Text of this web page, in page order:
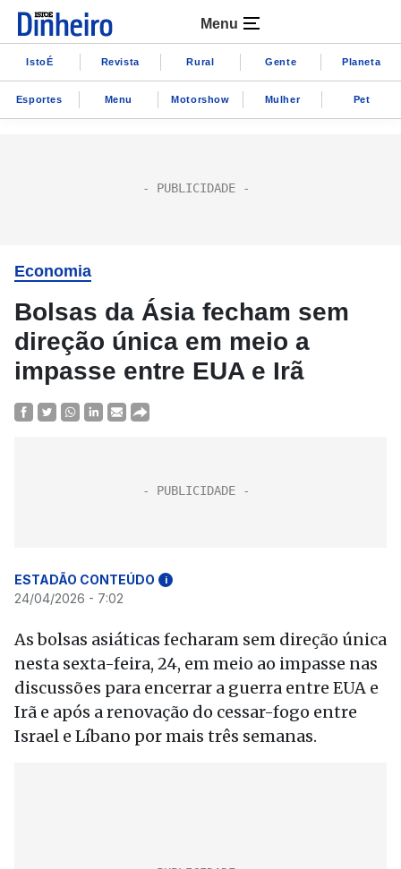
Menu
IstoÉ Revista Rural Gente Planeta
Esportes Menu Motorshow Mulher Pet
Economia
Bolsas da Ásia fecham sem
direção única em meio a
impasse entre EUA e Irã
ESTADÃO CONTEÚDO i
24/04/2026 - 7:02
As bolsas asiáticas fecharam sem direção única
nesta sexta-feira, 24, em meio ao impasse nas
discussões para encerrar a guerra entre EUA e
Irã e após a renovação do cessar-fogo entre
Israel e Líbano por mais três semanas.